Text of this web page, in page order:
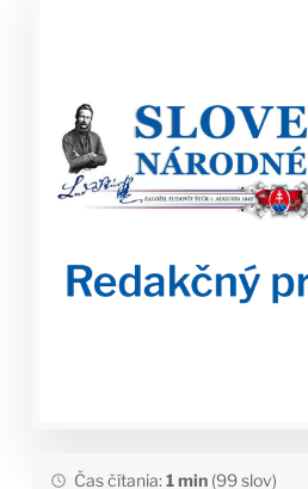
Čas čítania:1 min(99 slov)